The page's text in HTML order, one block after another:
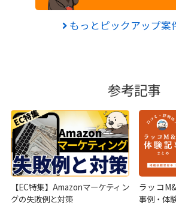
もっとピックアップ案
参考記事
【EC特集】Amazonマーケティン
グの失敗例と対策
ラッコ
事例・体